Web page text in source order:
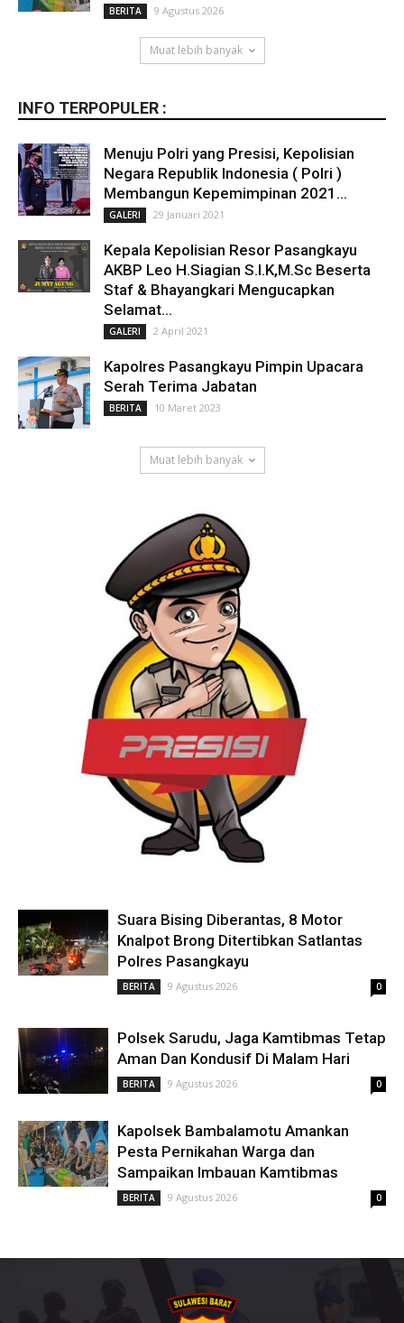
BERITA 9 Agustus 2026
Muat lebih banyak
INFO TERPOPULER :
Menuju Polri yang Presisi, Kepolisian
Negara Republik Indonesia ( Polri )
Membangun Kepemimpinan 2021...
GALERI 29 Januari 2021
Kepala Kepolisian Resor Pasangkayu
AKBP Leo H.Siagian S.I.K,M.Sc Beserta
Staf & Bhayangkari Mengucapkan
Selamat...
GALERI 2 April 2021
Kapolres Pasangkayu Pimpin Upacara
Serah Terima Jabatan
BERITA 10 Maret 2023
Muat lebih banyak
Suara Bising Diberantas, 8 Motor
Knalpot Brong Ditertibkan Satlantas
Polres Pasangkayu
BERITA 9 Agustus 2026 0
Polsek Sarudu, Jaga Kamtibmas Tetap
Aman Dan Kondusif Di Malam Hari
BERITA 9 Agustus 2026 0
Kapolsek Bambalamotu Amankan
Pesta Pernikahan Warga dan
Sampaikan Imbauan Kamtibmas
BERITA 9 Agustus 2026 0